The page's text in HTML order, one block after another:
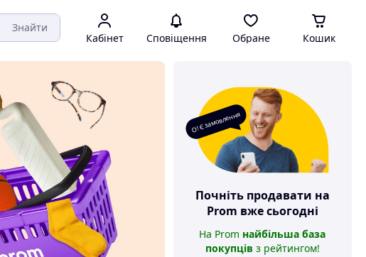
Знайти
Кабінет Сповіщення Обране Кошик
О! Є замовлення
Почніть продавати на
Prom вже сьогодні
На Prom найбільша база
покупців з рейтингом!